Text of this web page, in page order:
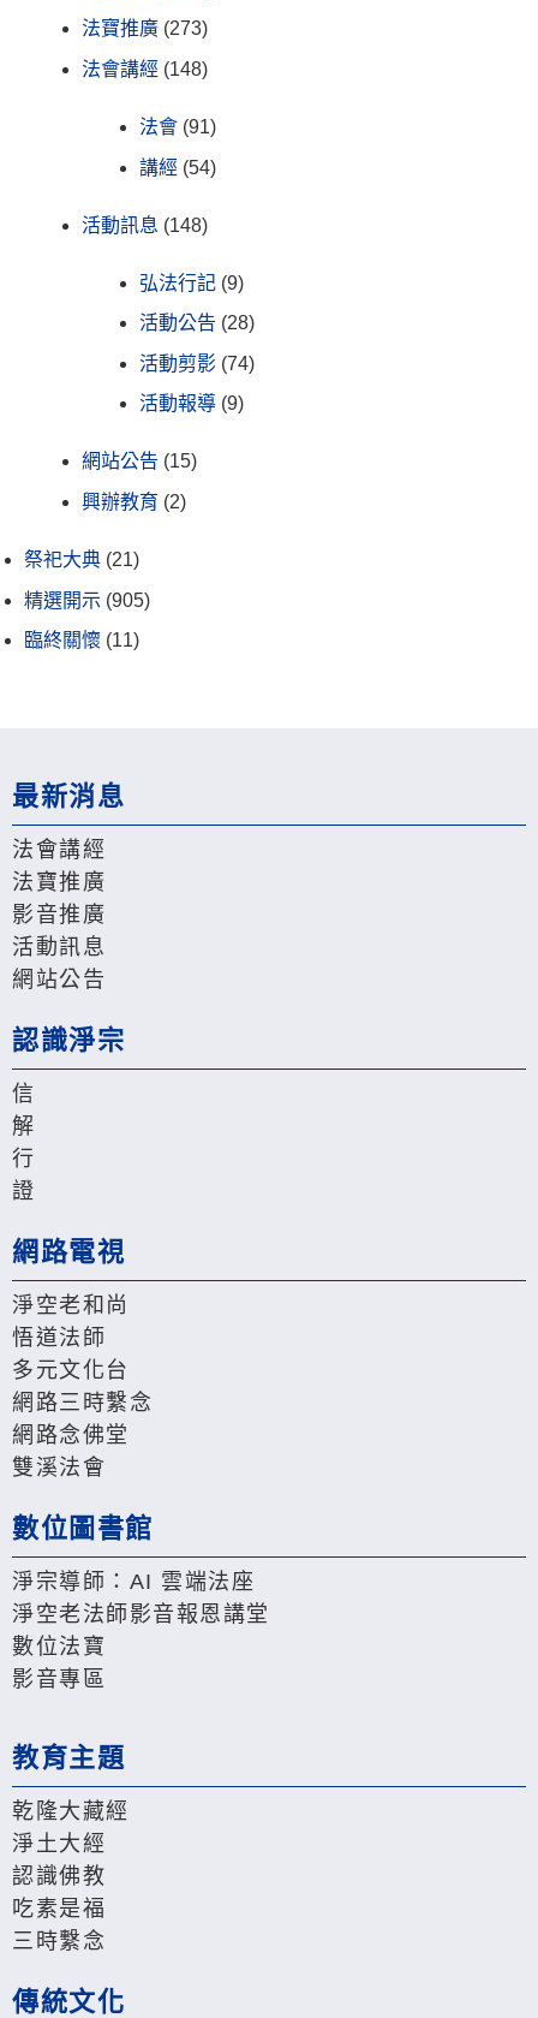
法寶推廣 (273)
法會講經 (148)
法會 (91)
講經 (54)
活動訊息 (148)
弘法行記 (9)
活動公告 (28)
活動剪影 (74)
活動報導 (9)
網站公告 (15)
興辦教育 (2)
祭祀大典 (21)
精選開示 (905)
臨終關懷 (11)
最新消息
法會講經
法寶推廣
影音推廣
活動訊息
網站公告
認識淨宗
信
解
行
證
網路電視
淨空老和尚
悟道法師
多元文化台
網路三時繫念
網路念佛堂
雙溪法會
數位圖書館
淨宗導師：AI 雲端法座
淨空老法師影音報恩講堂
數位法寶
影音專區
教育主題
乾隆大藏經
淨土大經
認識佛教
吃素是福
三時繫念
傳統文化